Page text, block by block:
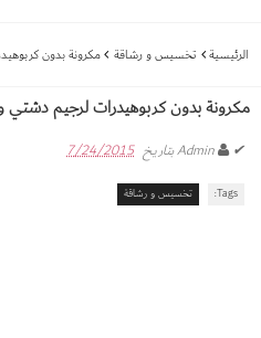
الرئيسية تخسيس و رشاقة مكرونة بدون
مكرونة بدون كربوهيدرات لرجيم دشتي
✔
Adminبتاريخ 7/24/2015
Tags: تخسيس و رشاقة